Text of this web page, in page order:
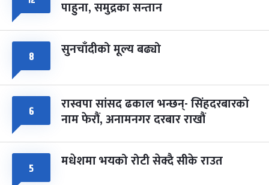
चैत्र ८, २०८३-Mar 22, 2027
पाहुना, समुद्रका सन्तान
८ सुनचाँदीको मूल्य बढ्यो
६ रास्वपा सांसद ढकाल भन्छन्- सिंहदरबारको
नाम फेरौं, अनामनगर दरबार राखौं
५ मधेशमा भयको रोटी सेक्दै सीके राउत